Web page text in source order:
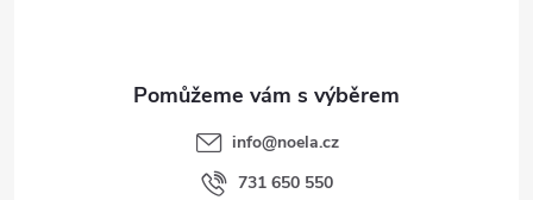
info@noela.cz
731 650 550